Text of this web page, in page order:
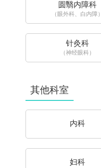
圆翳内障科
（眼外科、白内障）
针灸科
（神经眼科）
其他科室
内科
妇科